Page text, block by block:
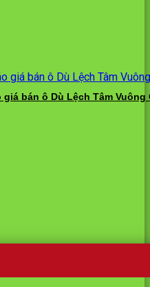
giá bán ô Dù Lệch Tâm